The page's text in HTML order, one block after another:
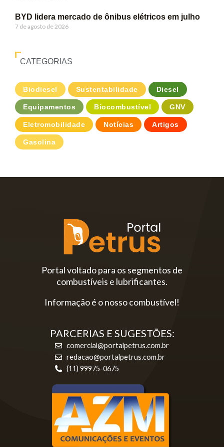
BYD lidera mercado de ônibus elétricos em julho
7 de agosto de 2026
CATEGORIAS
Biodiesel Sustentabilidade Diesel
Equipamentos Biocombustível GNV
Eletromobilidade Notícias Artigos
Gasolina
Portal voltado para os segmentos de
combustíveis e lubrificantes.
Informação é o nosso combustível!
PARCERIAS E SUGESTÕES:
comercial@portalpetrus.com.br
redacao@portalpetrus.com.br
(11) 99975-0675